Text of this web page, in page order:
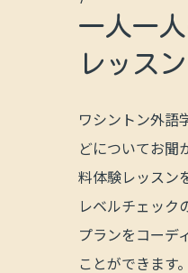
一人一
レッス
ワシントン外語
どについてお聞
料体験レッスン
レベルチェック
プランをコーデ
ことができます。